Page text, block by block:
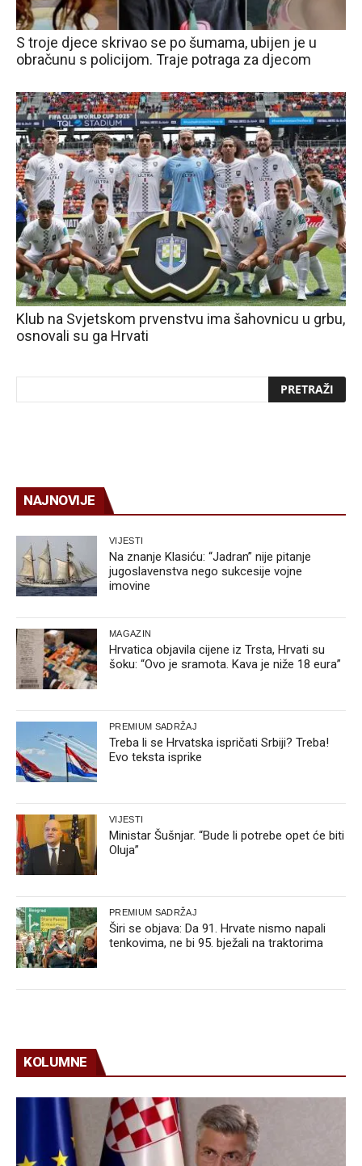
S troje djece skrivao se po šumama, ubijen je u
obračunu s policijom. Traje potraga za djecom
Klub na Svjetskom prvenstvu ima šahovnicu u grbu,
osnovali su ga Hrvati
NAJNOVIJE
VIJESTI
Na znanje Klasiću: “Jadran” nije pitanje
jugoslavenstva nego sukcesije vojne
imovine
MAGAZIN
Hrvatica objavila cijene iz Trsta, Hrvati su
šoku: “Ovo je sramota. Kava je niže 18 eura”
PREMIUM SADRŽAJ
Treba li se Hrvatska ispričati Srbiji? Treba!
Evo teksta isprike
VIJESTI
Ministar Šušnjar. “Bude li potrebe opet će biti
Oluja”
PREMIUM SADRŽAJ
Širi se objava: Da 91. Hrvate nismo napali
tenkovima, ne bi 95. bježali na traktorima
KOLUMNE